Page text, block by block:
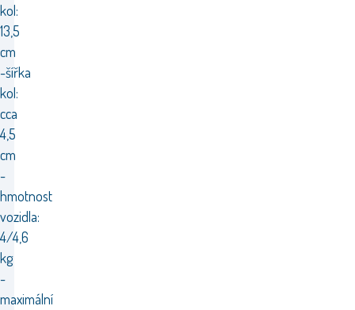
kol:
13,5
cm
-šířka
kol:
cca
4,5
cm
-
hmotnost
vozidla:
4/4,6
kg
-
maximální